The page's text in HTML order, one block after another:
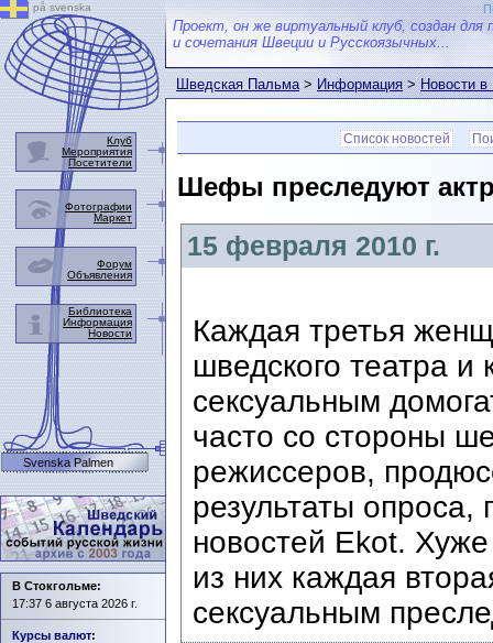
Проект, он же виртуальный клуб, создан для
и сочетания Швеции и Русскоязычных...
Шведская Пальма>Информация>Новости
Список новостей
Шефы преследуют
15 февраля 2010 г.
Каждая третья
шведского театра и
сексуальным
часто со стороны
режиссеров,
результаты опроса,
новостей Ekot.
из них каждая
сексуальным
på svenska
Клуб
Мероприятия
Посетители
Фотографии
Маркет
Форум
Объявления
Библиотека
Информация
Новости
Svenska Palmen
В Стокгольме:
17:37 6 августа 2026 г.
Курсы валют: